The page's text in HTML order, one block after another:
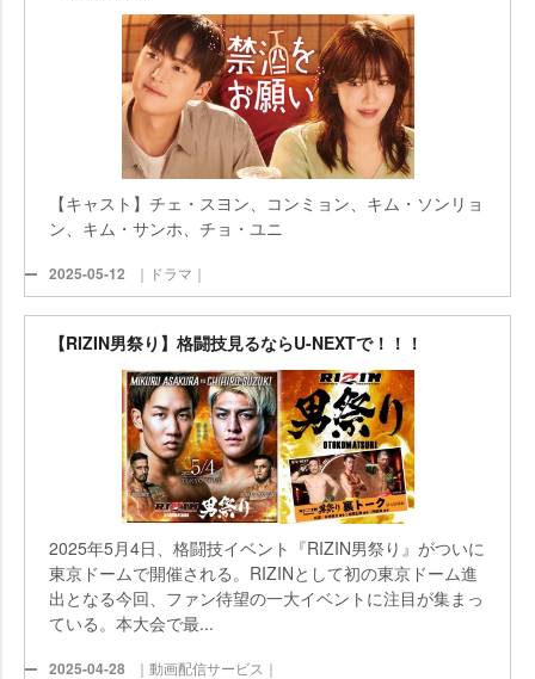
【キャスト】チェ・スヨン、コンミョン、キム・ソンリョ
ン、キム・サンホ、チョ・ユニ
2025-05-12 ｜ドラマ｜
【RIZIN男祭り】格闘技見るならU-NEXTで！！！
2025年5月4日、格闘技イベント『RIZIN男祭り』がついに
東京ドームで開催される。RIZINとして初の東京ドーム進
出となる今回、ファン待望の一大イベントに注目が集まっ
ている。本大会で最...
2025-04-28 ｜動画配信サービス｜